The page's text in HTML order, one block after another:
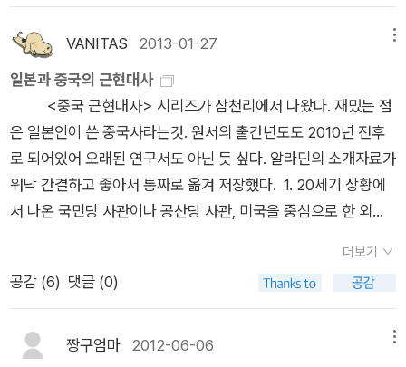
넘는 역사 인식’이라는 표현대로, 이 책에서 3국의 선생님들께서
도 집필 과정을 거치면서 공동의 역사 인식을 지니게 되었는지 궁
금합니다. 아니, 공동의 역사 인식을 가졌느냐 아니냐라는 단답형
의 질문은 잘못된 듯합니다. 질문을 바꾸어서요, 공동의 역사 인
식을 만들어나가기 위한 집필진 선생님들의 노력이 꽤 있었을 텐
데요, 두 나라도 아니라 세 나라가 함께한 이 과정에서 있었던, 그
러한 노력과 관련한 에피소드가 있다면 들려주세요. 11년이란 만
남의 기간, 매년 3회 이상씩의 정기적인 회의, 지위·성별·나이를
불문하고 주어진 동등한 발언권과 평등한 토론, 이러한 만남의 기
간, 형식, 대화 방식은 3국의 어떤 사람과 단체에서도 시도해본
적이 없는 초유의 경험입니다. 그런데 우리는 ‘공통’의 역사 인식
을 뿐입니다. 3국에 살고 있어 존재 조건이 다른데, 하나의 역사
인식을 갖기는 무척 어려운 문제입니다. 우리는 이를 향해 아주
이는 것은 바람직한 모습이 아니다. 전 세계가 빠르게 일원화 되
어가고 있기 때문이다. 무엇보다 가장 중요한 것은 우리나라가
현재 유일한 분단국가로 남아있다는 사실의 인지라는 생각이 든
다. 민족의 정체성 확립이 어느 때보다 중요하고 동시대를 살아
가고 있는 우리들에게 통일이라는 큰 숙제가 남아있기에 그 어느
때보다 보편타당한 역사관이 간절한 때이다. 한중일 정부와 국민
들은 “ 동아시아 공동체‘를 말하고 있지만, 실현하기는 무척 힘들
것이라는 것은 누구나 인지하고 있다. 그러나 ,' 한중일이 함께 쓴
동아시아 근현대사'는 그 공동체의 첫걸음이자, 미래를 안내하는
길라잡이의 역할을 해 줄 것이라 본다. 서로의 차이를 인정하면서
도 상호 존중과 다원적이며 다각적인 역사인식은 더욱 간절해지
제한적이었다. 요컨대 1990년대 일본경제의 고통은 일차적으
회복에 가장 크게 기여한 것은 글로벌 경제의 변화에 발맞춘 몇
가지 정책이었다. 일본의 국제무역은 2000년에서 2006년까지
크게 증가했는데, 늘어난 수출물량의 절반이상은 동아시아로 향
했다. 2004년에는 중국이 미국을 제치고 일본의 가장 중요한 교
역상대국이 되었다. 중국은 일본 수출입물량의 5분의 1을 차지하
게 되었는데, 이는 중국경제의 비약적인 발전이 만들어낸 중대한
결과였다...금리는 낮추고....임금은 인상했다. 702-703 2005
년 8월, 고이즈미의 우정민영화 법안은 자민당 내에서 상당수의
이탈표가 나온 탓에 국회에서 부결되었다. 그러자 고이즈미는 의
회를 해산하고 9월에 중의원 총선거를 하기로 한 다음, 반대표를
던진 의원들을 공천에서 배제하고 새로운 후보들을 내세웠다. 매
역사인식을 공유하려는 노력은, 통일적이고 획일적인 역사상을
가지기 위한 것이 아니라 반성과 화해를 통해 불행한 과거를 되풀
이하지 않기 위한 것이다.(413~414쪽)
다카노 가즈아키의 <제노사이드>, 알렌산더 클루게의 <이력서
들>은 탐독을 했었다. <조드>는 내게도 생소하다. 2. 인문
미있게 읽었던 책 중 하나다. 나머지 책들 중에는 알고는 있는데
주의깊게 보지 않은게 많고 <말들의 풍경>이나 <신 정의 사랑
아름다움>같은 경우는 이번에 알게 된 책이다. 3. 경제, 경영
경제경영은 크게 관심가는 분야는 아니다. <가난한 사람이
더 합리적이다>는 한 번 쯤 읽어보고 싶긴 하다. 4. 문화, 예술
<다시, 그림이다>와 <블러디 머더>는 읽어보려고 했는데
아직이다. <과학으로 풀어보는 음악의 비밀>은 정말 의외다. 5.
사회 사회분야 아까운 책에서 괜찮다고 생각했던
들을 위한 정치학> 그리고 <모택동 시대와 포스트 모택동 시대
>, <왜 음식물의 절반이 버려지는데 누군가는 굶어죽는가>가
VANITAS 2013-01-27
일본과 중국의 근현대사
은 일본인이 쓴 중국사라는것. 원서의 출간년도도 2010년 전후
로 되어있어 오래된 연구서도 아닌 듯 싶다. 알라딘의 소개자료가
워낙 간결하고 좋아서 통짜로 옮겨 저장했다. 1. 20세기 상황에
서 나온 국민당 사관이나 공산당 사관, 미국을 중심으로 한 외부
적이고 객관적인 통사를 지향하고 있다. 2. 일국사의 틀을 깨고,
동아시아와 중앙아시아, 러시아(소련), 베트남, 태국 등 동남아시
아, 인도까지 포함하는 국제정치와 세계사의 흐름 속에서 중국사
를 비춰 본다.3. 중앙정부와 역사적 인물을 중심으로 서술하는 방
더보기
공감 (6) 댓글 (0)
짱구엄마 2012-06-06